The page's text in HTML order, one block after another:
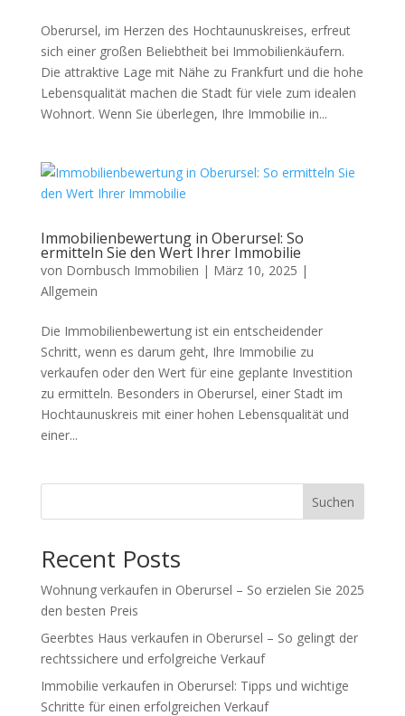
Oberursel, im Herzen des Hochtaunuskreises, erfreut
sich einer großen Beliebtheit bei Immobilienkäufern.
Die attraktive Lage mit Nähe zu Frankfurt und die hohe
Lebensqualität machen die Stadt für viele zum idealen
Wohnort. Wenn Sie überlegen, Ihre Immobilie in...
Immobilienbewertung in Oberursel: So
ermitteln Sie den Wert Ihrer Immobilie
von Dornbusch Immobilien | März 10, 2025 |
Allgemein
Die Immobilienbewertung ist ein entscheidender
Schritt, wenn es darum geht, Ihre Immobilie zu
verkaufen oder den Wert für eine geplante Investition
zu ermitteln. Besonders in Oberursel, einer Stadt im
Hochtaunuskreis mit einer hohen Lebensqualität und
einer...
Suchen
Recent Posts
Wohnung verkaufen in Oberursel – So erzielen Sie 2025
den besten Preis
Geerbtes Haus verkaufen in Oberursel – So gelingt der
rechtssichere und erfolgreiche Verkauf
Immobilie verkaufen in Oberursel: Tipps und wichtige
Schritte für einen erfolgreichen Verkauf